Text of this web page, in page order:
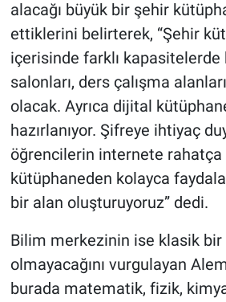
alacağı büyük bir şehir
ettiklerini belirterek, “Şehir
içerisinde farklı
salonları, ders çalışma
olacak. Ayrıca dijital
hazırlanıyor. Şifreye ihtiyaç
öğrencilerin internete rahatça
kütüphaneden kolayca
bir alan oluşturuyoruz” dedi.
Bilim merkezinin ise klasik bir
olmayacağını vurgulayan
burada matematik, fizik,